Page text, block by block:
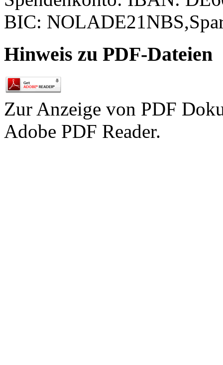
BIC:
Hinweis zu PDF-Dateien
Zur Anzeige von PDF
Adobe PDF Reader.